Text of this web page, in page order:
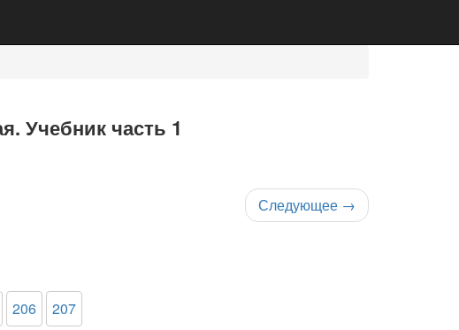
Учебник часть 1
Следующее →
206 207